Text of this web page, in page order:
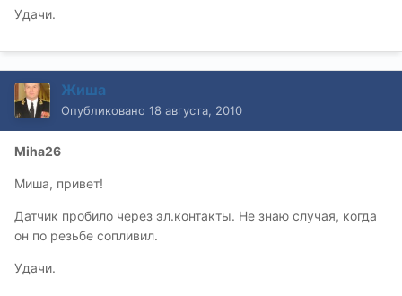
Удачи.
Жиша
Опубликовано 18 августа, 2010
Miha26
Миша, привет!
Датчик пробило через эл.контакты. Не знаю случая, когда
он по резьбе сопливил.
Удачи.